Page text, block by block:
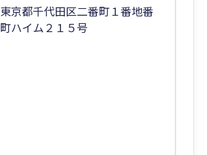
東京都千代田区二番町１番地番
町ハイム２１５号